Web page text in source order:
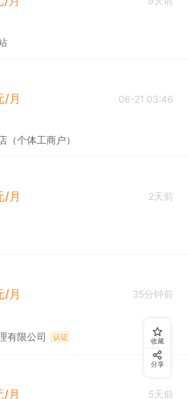
月
06-21 03:46
（个体工商户）
月
2天前
月
35分钟前
有限公司 认证
月
5天前
收藏
分享